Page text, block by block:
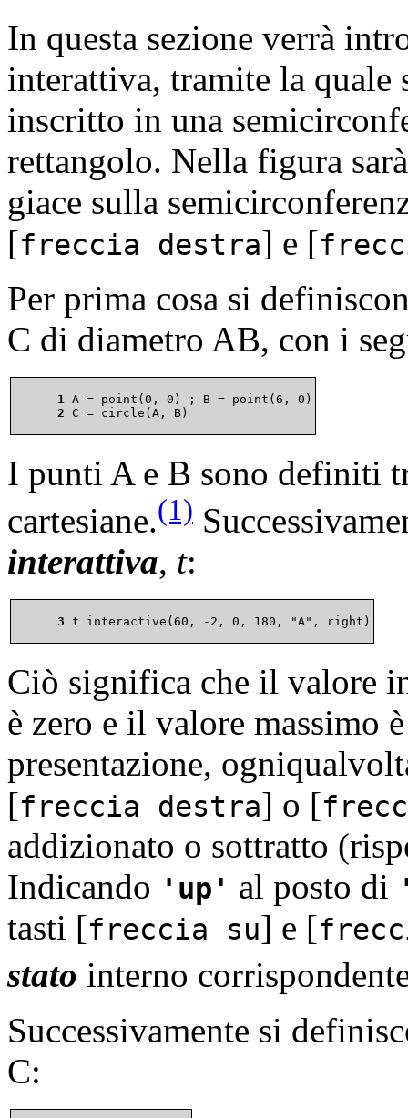
In questa sezione verrà
interattiva, tramite la quale
inscritto in una
rettangolo. Nella figura
giace sulla
[freccia destra] e [
Per prima cosa si
C di diametro AB, con i
      1
      2
I punti A e B sono definiti
cartesiane.(1)
interattiva, t:
      3
Ciò significa che il valore
è zero e il valore massimo
presentazione,
[freccia destra] o [
addizionato o sottratto
Indicando
up
al posto di
tasti [freccia su] e [
stato interno
Successivamente si
C: